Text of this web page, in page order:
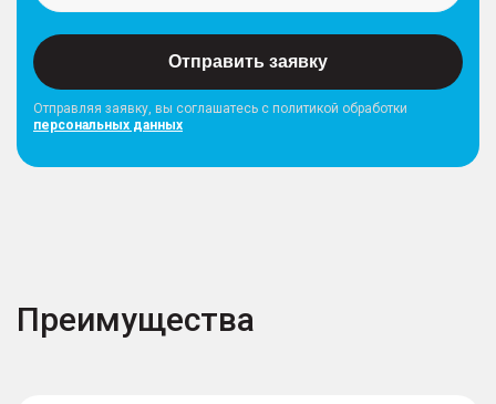
Отправить заявку
Отправляя заявку, вы соглашатесь с политикой обработки
персональных данных
Преимущества